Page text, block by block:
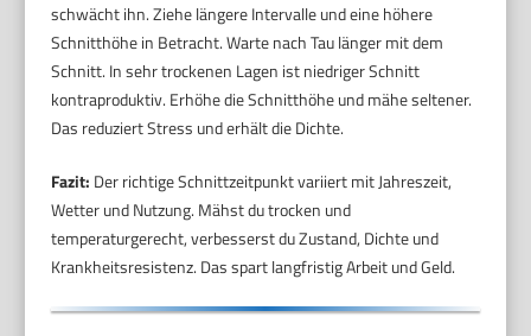
schwächt ihn. Ziehe längere Intervalle und eine höhere
Schnitthöhe in Betracht. Warte nach Tau länger mit dem
Schnitt. In sehr trockenen Lagen ist niedriger Schnitt
kontraproduktiv. Erhöhe die Schnitthöhe und mähe seltener.
Das reduziert Stress und erhält die Dichte.
Fazit: Der richtige Schnittzeitpunkt variiert mit Jahreszeit,
Wetter und Nutzung. Mähst du trocken und
temperaturgerecht, verbesserst du Zustand, Dichte und
Krankheitsresistenz. Das spart langfristig Arbeit und Geld.